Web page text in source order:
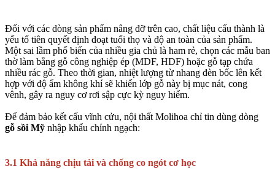
Đối với các dòng sản phẩm nâng đỡ trên cao, chất liệu cấu thành là
yếu tố tiên quyết định đoạt tuổi thọ và độ an toàn của sản phẩm.
Một sai lầm phổ biến của nhiều gia chủ là ham rẻ, chọn các mẫu ban
thờ làm bằng gỗ công nghiệp ép (MDF, HDF) hoặc gỗ tạp chứa
nhiều rác gỗ. Theo thời gian, nhiệt lượng từ nhang đèn bốc lên kết
hợp với độ ẩm không khí sẽ khiến lớp gỗ này bị mục nát, cong
vênh, gây ra nguy cơ rơi sập cực kỳ nguy hiểm.
Để đảm bảo kết cấu vĩnh cửu, nội thất Molihoa chỉ tin dùng dòng
gỗ sồi Mỹ nhập khẩu chính ngạch:
3.1 Khả năng chịu tải và chống co ngót cơ học